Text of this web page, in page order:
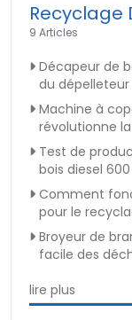
Recyclage
9 Articles
Décapeur de
du
Machine à
révolutionne
Test de
bois diesel
Comment
pour le
Broyeur de
facile des
lire plus